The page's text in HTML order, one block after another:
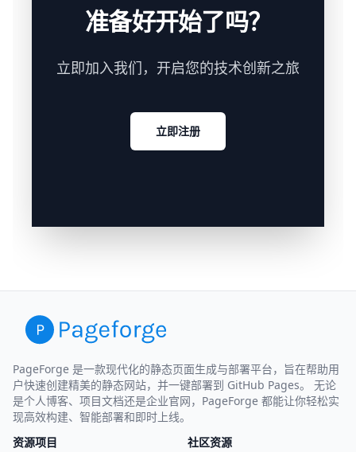
准备好开始了吗？
立即加入我们，开启您的技术创新之旅
立即注册
PageForge 是一款现代化的静态页面生成与部署平台，旨在帮助用
户快速创建精美的静态网站，并一键部署到 GitHub Pages。 无论
是个人博客、项目文档还是企业官网，PageForge 都能让你轻松实
现高效构建、智能部署和即时上线。
资源项目
社区资源